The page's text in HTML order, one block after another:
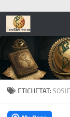
... ...
Skip to content
ETICHETAT:SOSIE